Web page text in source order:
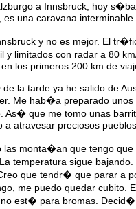
a Innsbruck, hoy
es una caravana
y no es mejor. El
y limitados con radar a 80
los primeros 200 km de
de la tarde ya he salido de
Me hab�a preparado
As� que me tomo unas
a atravesar preciosos
las monta�an que tengo
temperatura sigue
que tendr� que parar a
me puedo quedar cubito.
est� para bromas.